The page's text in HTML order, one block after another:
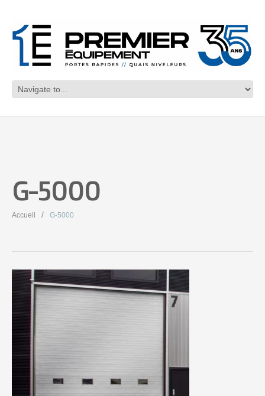
G-5000
Accueil G-5000